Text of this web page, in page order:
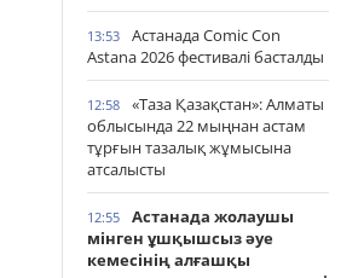
13:53
Астанада Comic Con
Astana 2026 фестивалі басталды
12:58
«Таза Қазақстан»: Алматы
облысында 22 мыңнан астам
тұрғын тазалық жұмысына
атсалысты
12:55
Астанада жолаушы
мінген ұшқышсыз әуе
кемесінің алғашқы